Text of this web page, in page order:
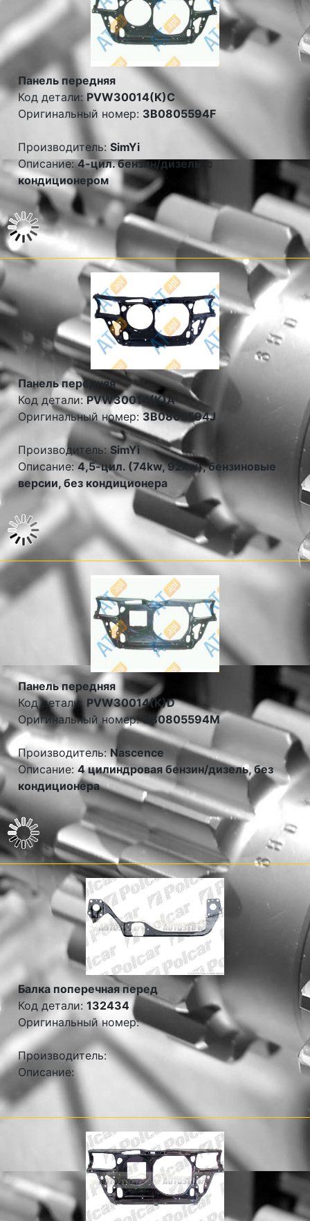
Панель передняя
Код детали:PVW30014(K)C
Оригинальный номер: 3B0805594F
Производитель: SimYi
Описание:4-цил. бензин/дизель, с
кондиционером
Панель передняя
Код детали:PVW30014(K)A
Оригинальный номер: 3B0805594J
Производитель:SimYi
Описание:4,5-цил. (74kw, 92kw), бензиновые
версии, без кондиционера
Панель передняя
Код детали: PVW30014(K)D
Оригинальный номер:3B0805594M
Производитель:Nascence
Описание: 4 цилиндровая бензин/дизель, без
кондиционера
Балка поперечная перед
Код детали: 132434
Оригинальный номер:
Производитель:
Описание: